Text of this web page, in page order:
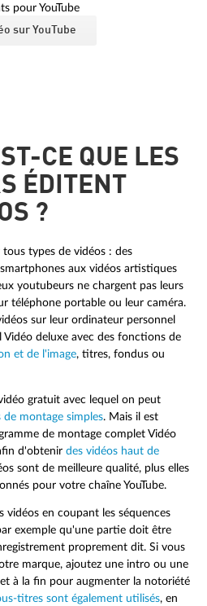
pour YouTube
sur YouTube
CE QUE LES
ÉDITENT
?
types de vidéos : des
aux vidéos artistiques
youtubeurs ne chargent pas leurs
téléphone portable ou leur caméra.
sur leur ordinateur personnel
Vidéo deluxe avec des fonctions de
et de l'image, titres, fondus ou
gratuit avec lequel on peut
de montage simples. Mais il est
de montage complet Vidéo
d'obtenir des vidéos haut de
sont de meilleure qualité, plus elles
pour votre chaîne YouTube.
vidéos en coupant les séquences
exemple qu'une partie doit être
proprement dit. Si vous
marque, ajoutez une intro ou une
à la fin pour augmenter la notoriété
titres sont également utilisés, en